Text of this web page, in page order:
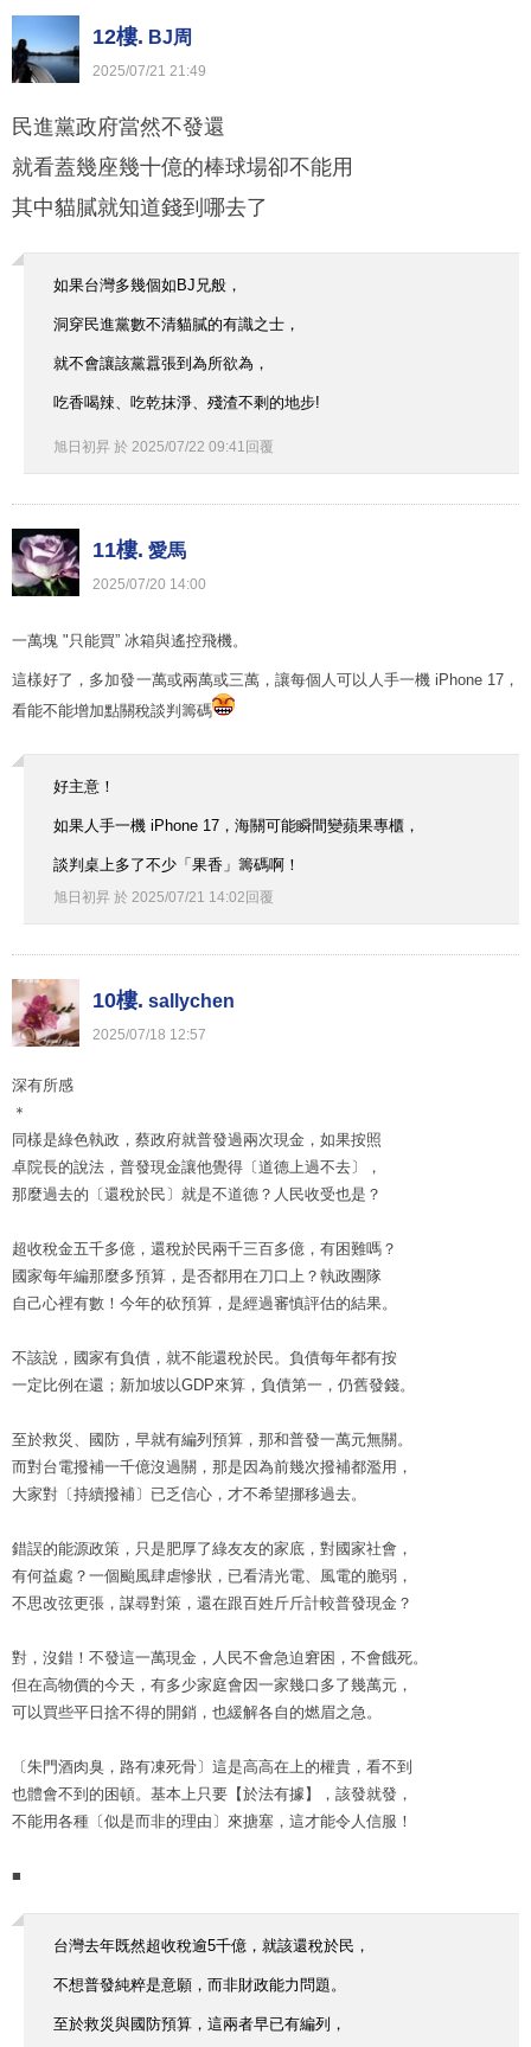
12樓. BJ周
2025/07/21 21:49
民進黨政府當然不發還
就看蓋幾座幾十億的棒球場卻不能用
其中貓膩就知道錢到哪去了
如果台灣多幾個如BJ兄般，
洞穿民進黨數不清貓膩的有識之士，
就不會讓該黨囂張到為所欲為，
吃香喝辣、吃乾抹淨、殘渣不剩的地步!
旭日初昇 於 2025/07/22 09:41 回覆
11樓. 愛馬
2025/07/20 14:00
一萬塊 "只能買” 冰箱與遙控飛機。
這樣好了，多加發一萬或兩萬或三萬，讓每個人可以人手一機 iPhone 17，
看能不能增加點關稅談判籌碼
好主意！
如果人手一機 iPhone 17，海關可能瞬間變蘋果專櫃，
談判桌上多了不少「果香」籌碼啊！
旭日初昇 於 2025/07/21 14:02 回覆
10樓. sallychen
2025/07/18 12:57
深有所感
＊
同樣是綠色執政，蔡政府就普發過兩次現金，如果按照
卓院長的說法，普發現金讓他覺得〔道德上過不去〕，
那麼過去的〔還稅於民〕就是不道德？人民收受也是？
超收稅金五千多億，還稅於民兩千三百多億，有困難嗎？
國家每年編那麼多預算，是否都用在刀口上？執政團隊
自己心裡有數！今年的砍預算，是經過審慎評估的結果。
不該說，國家有負債，就不能還稅於民。負債每年都有按
一定比例在還；新加坡以GDP來算，負債第一，仍舊發錢。
至於救災、國防，早就有編列預算，那和普發一萬元無關。
而對台電撥補一千億沒過關，那是因為前幾次撥補都濫用，
大家對〔持續撥補〕已乏信心，才不希望挪移過去。
錯誤的能源政策，只是肥厚了綠友友的家底，對國家社會，
有何益處？一個颱風肆虐慘狀，已看清光電、風電的脆弱，
不思改弦更張，謀尋對策，還在跟百姓斤斤計較普發現金？
對，沒錯！不發這一萬現金，人民不會急迫窘困，不會餓死。
但在高物價的今天，有多少家庭會因一家幾口多了幾萬元，
可以買些平日捨不得的開銷，也緩解各自的燃眉之急。
〔朱門酒肉臭，路有凍死骨〕這是高高在上的權貴，看不到
也體會不到的困頓。基本上只要【於法有據】，該發就發，
不能用各種〔似是而非的理由〕來搪塞，這才能令人信服！
■
台灣去年既然超收稅逾5千億，就該還稅於民，
不想普發純粹是意願，而非財政能力問題。
至於救災與國防預算，這兩者早已有編列，